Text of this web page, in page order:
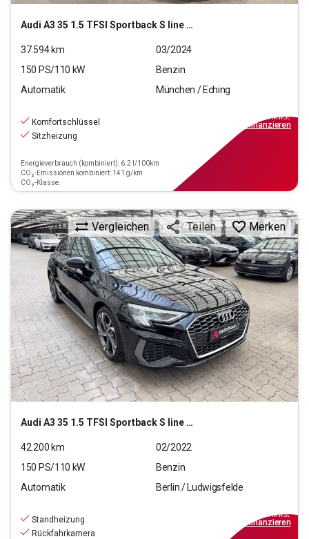
Audi A3 35 1.5 TFSI Sportback S line MHEV
37.594km
03/2024
150 PS/110 kW
Benzin
Automatik
München / Eching
Komfortschlüssel
Sitzheizung
Energieverbrauch (kombiniert): 6.2 l/100km
CO₂-Emissionen kombiniert: 141 g/km
CO₂-Klasse:
inkl.MwSt.
finanzieren
Audi A3 35 1.5 TFSI Sportback S line MHEV (EURO 6d)
Vergleichen Teilen Merken
42.200 km
02/2022
150 PS/110 kW
Benzin
Automatik
Berlin / Ludwigsfelde
Standheizung
Rückfahrkamera
inkl.MwSt.
finanzieren